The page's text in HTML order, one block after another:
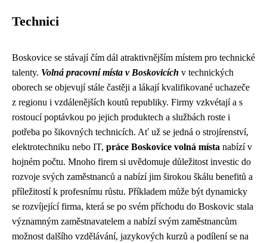
Technici
Boskovice se stávají čím dál atraktivnějším místem pro technické
talenty. Volná pracovní místa v Boskovicích v technických
oborech se objevují stále častěji a lákají kvalifikované uchazeče
z regionu i vzdálenějších koutů republiky. Firmy vzkvétají a s
rostoucí poptávkou po jejich produktech a službách roste i
potřeba po šikovných technicích. Ať už se jedná o strojírenství,
elektrotechniku nebo IT, práce Boskovice volná místa nabízí v
hojném počtu. Mnoho firem si uvědomuje důležitost investic do
rozvoje svých zaměstnanců a nabízí jim širokou škálu benefitů a
příležitostí k profesnímu růstu. Příkladem může být dynamicky
se rozvíjející firma, která se po svém příchodu do Boskovic stala
významným zaměstnavatelem a nabízí svým zaměstnancům
možnost dalšího vzdělávání, jazykových kurzů a podílení se na